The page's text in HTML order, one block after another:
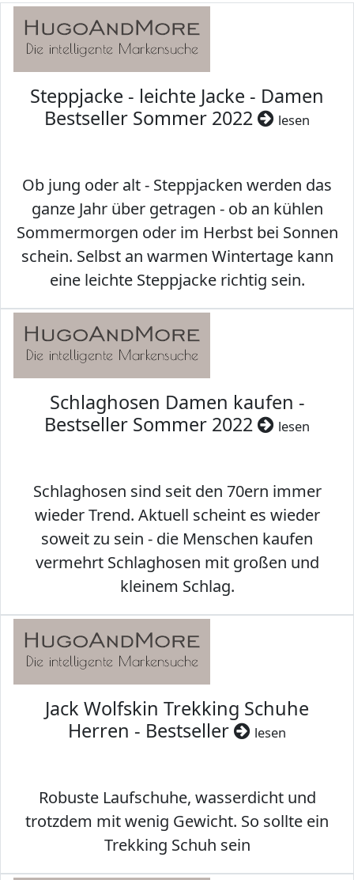
Steppjacke - leichte Jacke - Damen
Bestseller Sommer 2022
lesen
Ob jung oder alt - Steppjacken werden das
ganze Jahr über getragen - ob an kühlen
Sommermorgen oder im Herbst bei Sonnen
schein. Selbst an warmen Wintertage kann
eine leichte Steppjacke richtig sein.
Schlaghosen Damen kaufen -
Bestseller Sommer 2022
lesen
Schlaghosen sind seit den 70ern immer
wieder Trend. Aktuell scheint es wieder
soweit zu sein - die Menschen kaufen
vermehrt Schlaghosen mit großen und
kleinem Schlag.
Jack Wolfskin Trekking Schuhe
Herren - Bestseller
lesen
Robuste Laufschuhe, wasserdicht und
trotzdem mit wenig Gewicht. So sollte ein
Trekking Schuh sein